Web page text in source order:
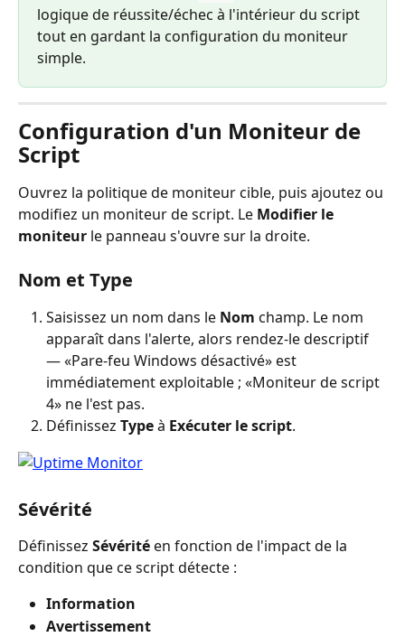
logique de réussite/échec à l'intérieur du script
tout en gardant la configuration du moniteur
simple.
Configuration d'un Moniteur de
Script
Ouvrez la politique de moniteur cible, puis ajoutez ou
modifiez un moniteur de script. Le Modifier le
moniteur le panneau s'ouvre sur la droite.
Nom et Type
Saisissez un nom dans le Nom champ. Le nom
apparaît dans l'alerte, alors rendez-le descriptif
— «Pare-feu Windows désactivé» est
immédiatement exploitable ; «Moniteur de script
4» ne l'est pas.
Définissez Type à Exécuter le script.
Sévérité
Définissez Sévérité en fonction de l'impact de la
condition que ce script détecte :
Information
Avertissement